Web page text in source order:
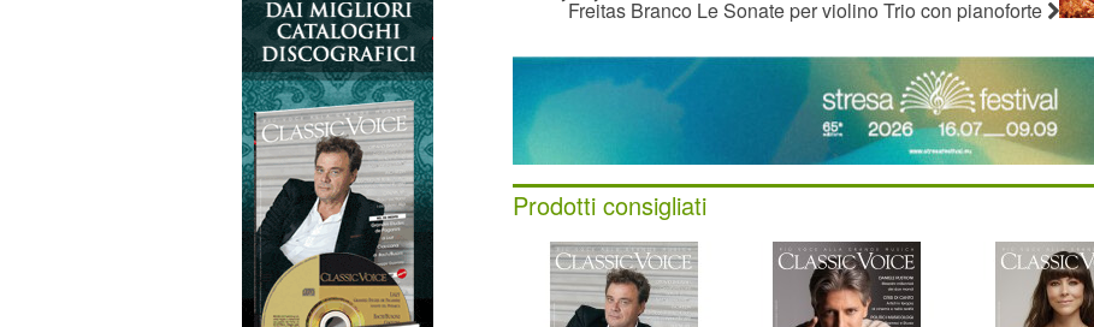
Freitas Branco Le Sonate per violino Trio con pianoforte
Prodotti consigliati